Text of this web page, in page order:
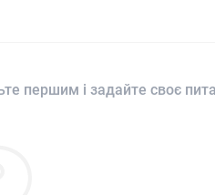
першим і задайте своє